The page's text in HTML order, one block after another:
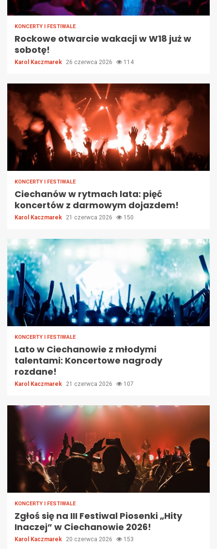
KONCERTY I FESTIWALE
Rockowe otwarcie wakacji w W18 już w
sobotę!
Karol Kaczmarek 26 czerwca 2026 114
KONCERTY I FESTIWALE
Ciechanów w rytmach lata: pięć
koncertów z darmowym dojazdem!
Karol Kaczmarek 21 czerwca 2026 150
KONCERTY I FESTIWALE
Lato w Ciechanowie z młodymi
talentami: Koncertowe nagrody
rozdane!
Karol Kaczmarek 21 czerwca 2026 107
KONCERTY I FESTIWALE
Zgłoś się na III Festiwal Piosenki „Hity
Inaczej” w Ciechanowie 2026!
Karol Kaczmarek 20 czerwca 2026 153